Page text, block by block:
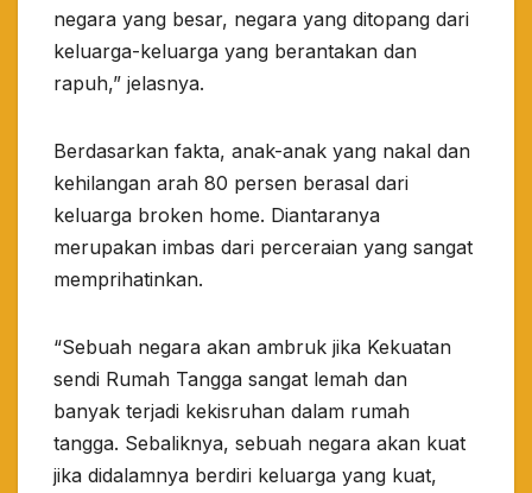
negara yang besar, negara yang ditopang dari
keluarga-keluarga yang berantakan dan
rapuh,” jelasnya.
Berdasarkan fakta, anak-anak yang nakal dan
kehilangan arah 80 persen berasal dari
keluarga broken home. Diantaranya
merupakan imbas dari perceraian yang sangat
memprihatinkan.
“Sebuah negara akan ambruk jika Kekuatan
sendi Rumah Tangga sangat lemah dan
banyak terjadi kekisruhan dalam rumah
tangga. Sebaliknya, sebuah negara akan kuat
jika didalamnya berdiri keluarga yang kuat,